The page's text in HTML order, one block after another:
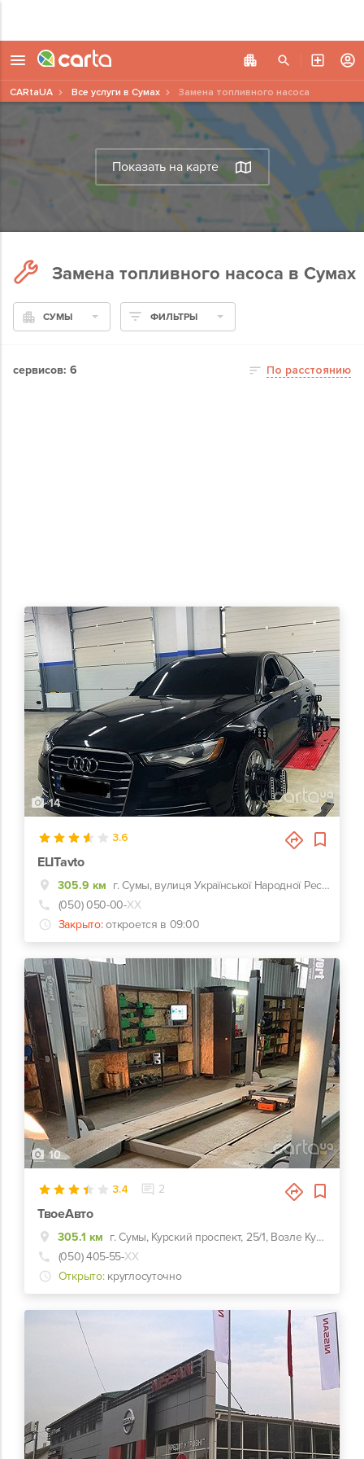
Показать на карте
CARtaUA Все услуги в Сумах Замена топливного насоса
Замена топливного насоса в Сумах
СУМЫ ФИЛЬТРЫ
сервисов: 6 По расстоянию
14
3.6
ELITavto
305.9 км
г. Сумы, вулиця Української Народної Республіки, 4
(050) 050-00-ХХ
Закрыто: откроется в 09:00
10
3.4 2
ТвоеАвто
305.1 км
г. Сумы, Курский проспект, 25/1, Возле Курского моста
(050) 405-55-ХХ
Открыто: круглосуточно